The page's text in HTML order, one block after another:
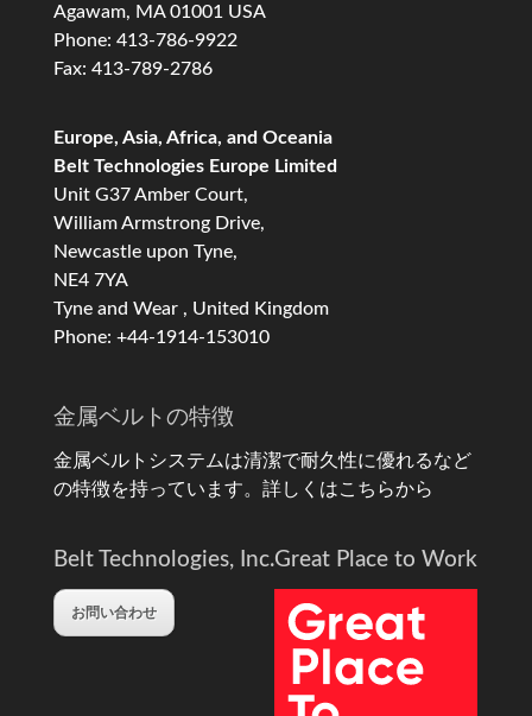
Agawam, MA 01001 USA
Phone: 413-786-9922
Fax: 413-789-2786
Europe, Asia, Africa, and Oceania
Belt Technologies Europe Limited
Unit G37 Amber Court,
William Armstrong Drive,
Newcastle upon Tyne,
NE4 7YA
Tyne and Wear , United Kingdom
Phone: +44-1914-153010
金属ベルトの特徴
金属ベルトシステムは清潔で耐久性に優れるなど
の特徴を持っています。 詳しくはこちらから
Belt Technologies, Inc.
お問い合わせ
Great Place to Work